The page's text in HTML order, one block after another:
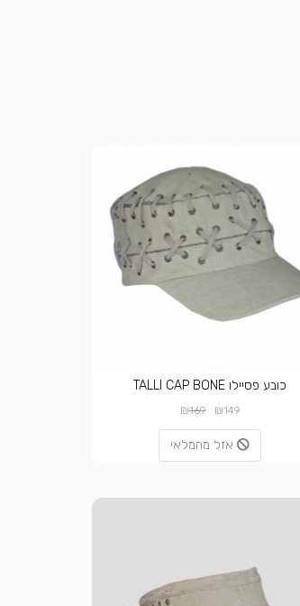
כובע פסיילו TALLI CAP BONE
₪149
₪169
אזל מהמלאי